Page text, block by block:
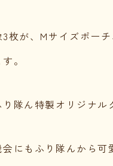
枚が、Mサイズポー
。
り隊ん特製オリジナル
会にもふり隊んから